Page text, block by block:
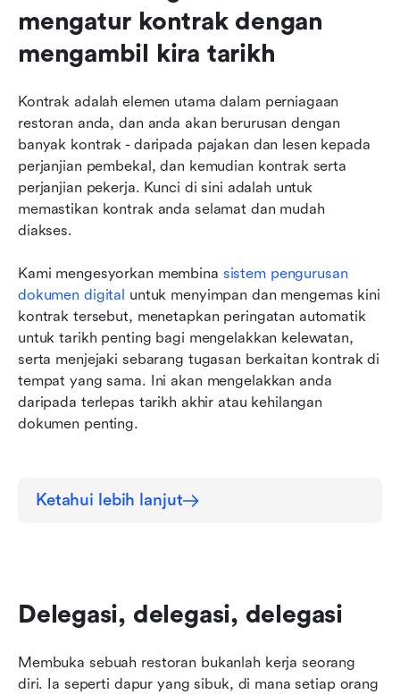
mengatur kontrak dengan
mengambil kira tarikh
Kontrak adalah elemen utama dalam perniagaan
restoran anda, dan anda akan berurusan dengan
banyak kontrak - daripada pajakan dan lesen kepada
perjanjian pembekal, dan kemudian kontrak serta
perjanjian pekerja. Kunci di sini adalah untuk
memastikan kontrak anda selamat dan mudah
diakses.
Kami mengesyorkan membina sistem pengurusan
dokumen digital untuk menyimpan dan mengemas kini
kontrak tersebut, menetapkan peringatan automatik
untuk tarikh penting bagi mengelakkan kelewatan,
serta menjejaki sebarang tugasan berkaitan kontrak di
tempat yang sama. Ini akan mengelakkan anda
daripada terlepas tarikh akhir atau kehilangan
dokumen penting.
Ketahui lebih lanjut
Delegasi, delegasi, delegasi
Membuka sebuah restoran bukanlah kerja seorang
diri. Ia seperti dapur yang sibuk, di mana setiap orang